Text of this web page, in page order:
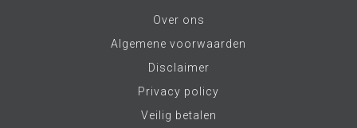
Over ons
Algemene voorwaarden
Disclaimer
Privacy policy
Veilig betalen